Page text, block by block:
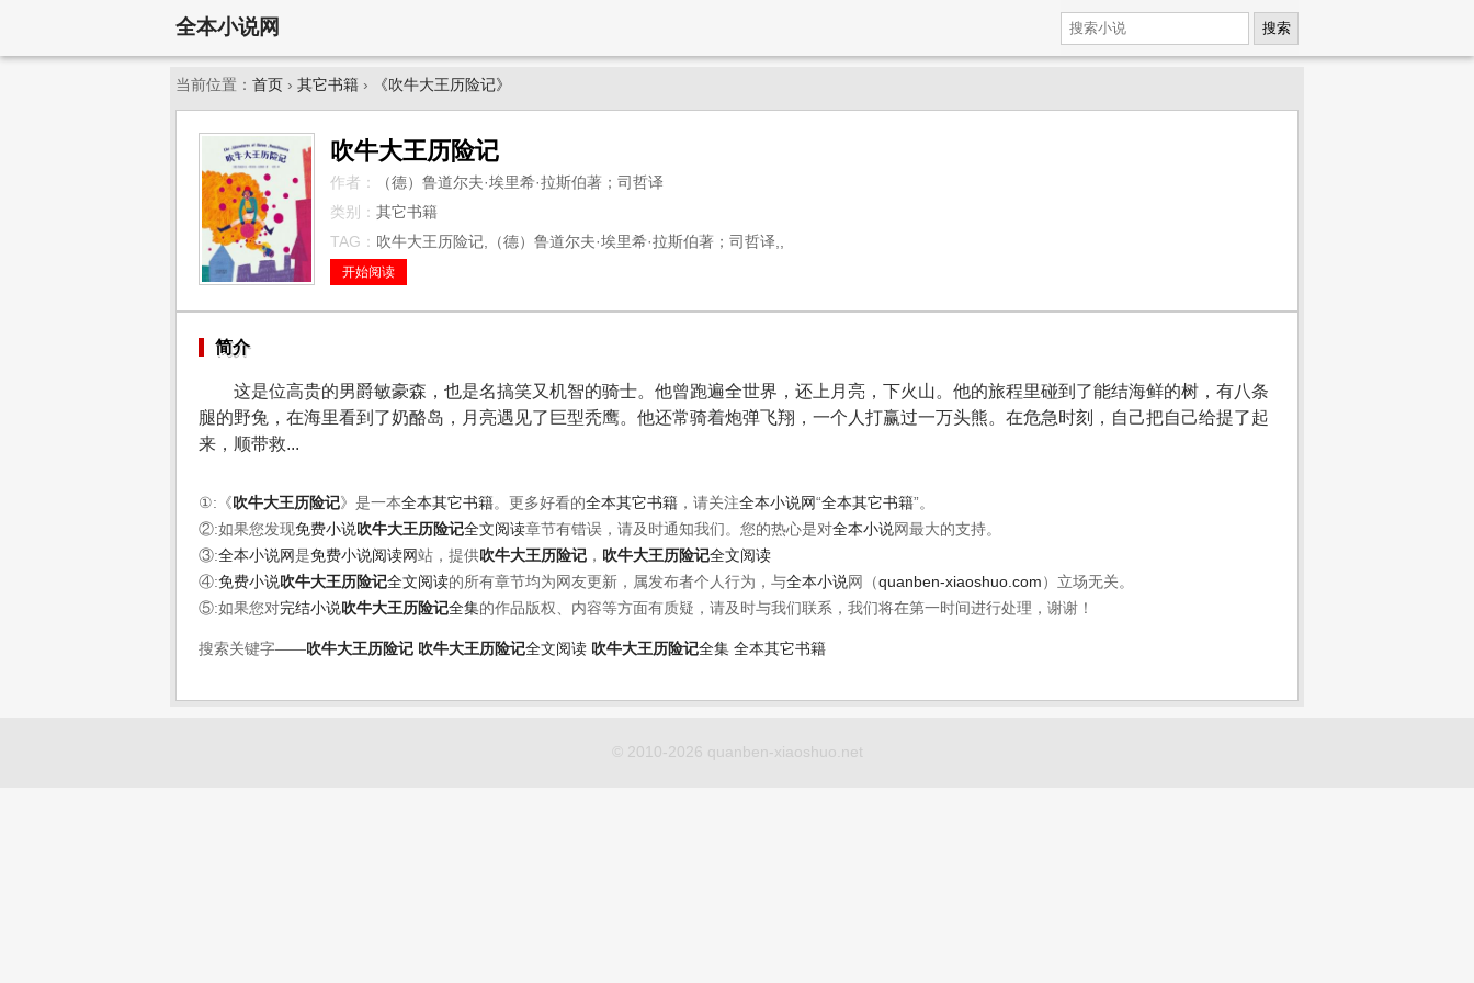
全本小说网 搜索
当前位置： 首页 › 其它书籍 › 《吹牛大王历险记》
吹牛大王历险记
作者：
（德）鲁道尔夫·埃里希·拉斯伯著；司哲译
类别： 其它书籍
TAG： 吹牛大王历险记,（德）鲁道尔夫·埃里希·拉斯伯著；司哲译,,
开始阅读
简介
这是位高贵的男爵敏豪森，也是名搞笑又机智的骑士。他曾跑遍全世界，还上月亮，下火山。他的旅程里碰到了能结海鲜的树，有八条
腿的野兔，在海里看到了奶酪岛，月亮遇见了巨型秃鹰。他还常骑着炮弹飞翔，一个人打赢过一万头熊。在危急时刻，自己把自己给提了起
来，顺带救...
①:《吹牛大王历险记》是一本全本其它书籍。更多好看的全本其它书籍 ，请关注全本小说网“全本其它书籍”。
②:如果您发现免费小说吹牛大王历险记全文阅读章节有错误，请及时通知我们。您的热心是对全本小说网最大的支持。
③:全本小说网是免费小说阅读网站，提供吹牛大王历险记 ， 吹牛大王历险记全文阅读
④:免费小说吹牛大王历险记全文阅读的所有章节均为网友更新，属发布者个人行为，与全本小说网（quanben-xiaoshuo.com ）立场无关。
⑤:如果您对完结小说吹牛大王历险记全集的作品版权、内容等方面有质疑，请及时与我们联系，我们将在第一时间进行处理，谢谢！
搜索关键字——吹牛大王历险记 吹牛大王历险记全文阅读 吹牛大王历险记全集 全本其它书籍
© 2010-2026 quanben-xiaoshuo.net